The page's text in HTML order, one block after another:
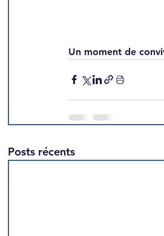
Un moment de
Posts récents